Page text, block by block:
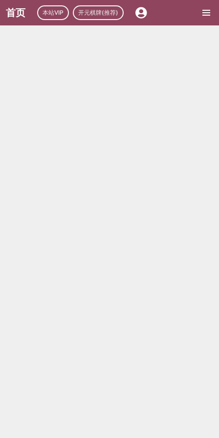
首页 本站VIP 开元棋牌(推荐)